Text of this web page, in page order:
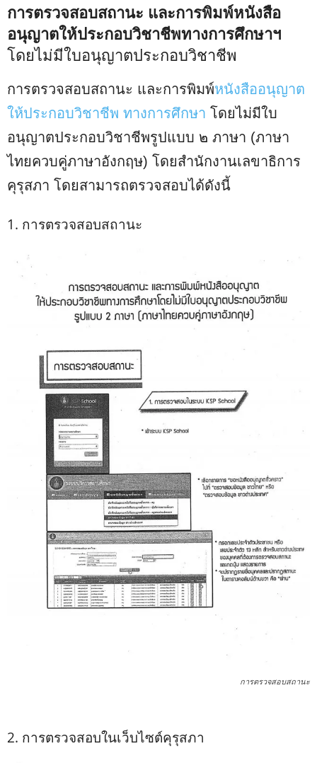
การตรวจสอบสถานะ และการพิมพ์หนังสือ
อนุญาตให้ประกอบวิชาชีพทางการศึกษาฯ
โดยไม่มีใบอนุญาตประกอบวิชาชีพ
การตรวจสอบสถานะ และการพิมพ์หนังสืออนุญาต
ให้ประกอบวิชาชีพ ทางการศึกษา โดยไม่มีใบ
อนุญาตประกอบวิชาชีพรูปแบบ ๒ ภาษา (ภาษา
ไทยควบคู่ภาษาอังกฤษ) โดยสำนักงานเลขาธิการ
คุรุสภา โดยสามารถตรวจสอบได้ดังนี้
1. การตรวจสอบสถานะ
การตรวจสอบสถานะ
2. การตรวจสอบในเว็บไซต์คุรุสภา